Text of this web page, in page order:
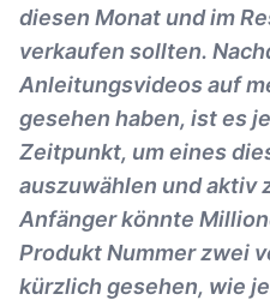
diesen Monat und im
verkaufen sollten.
Anleitungsvideos auf
gesehen haben, ist es
Zeitpunkt, um eines
auszuwählen und aktiv
Anfänger könnte
Produkt Nummer zwei
kürzlich gesehen, wie